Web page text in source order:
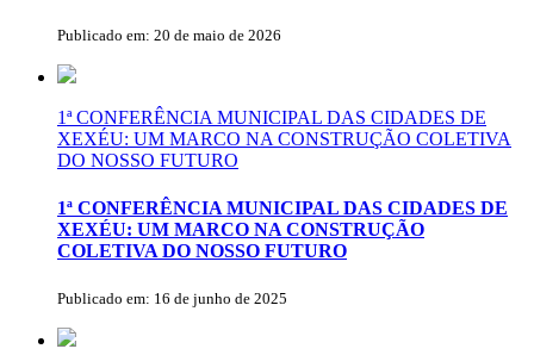
Publicado em: 20 de maio de 2026
1ª CONFERÊNCIA MUNICIPAL DAS CIDADES DE
XEXÉU: UM MARCO NA CONSTRUÇÃO COLETIVA
DO NOSSO FUTURO
1ª CONFERÊNCIA MUNICIPAL DAS CIDADES DE
XEXÉU: UM MARCO NA CONSTRUÇÃO
COLETIVA DO NOSSO FUTURO
Publicado em: 16 de junho de 2025